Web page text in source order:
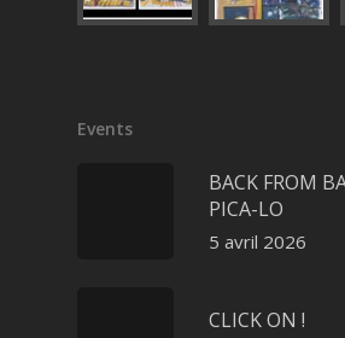
Events
BACK FROM
PICA-LO
5 avril 2026
CLICK ON !